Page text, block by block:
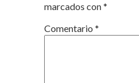
marcados con*
Comentario *